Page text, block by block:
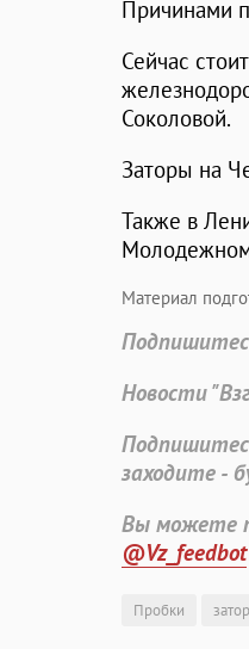
Причинами
Сейчас
Соколовой.
Заторы на
Также в
Материал
Новости
заходите -
Вы можете
@Vz_feedbot
Пробки